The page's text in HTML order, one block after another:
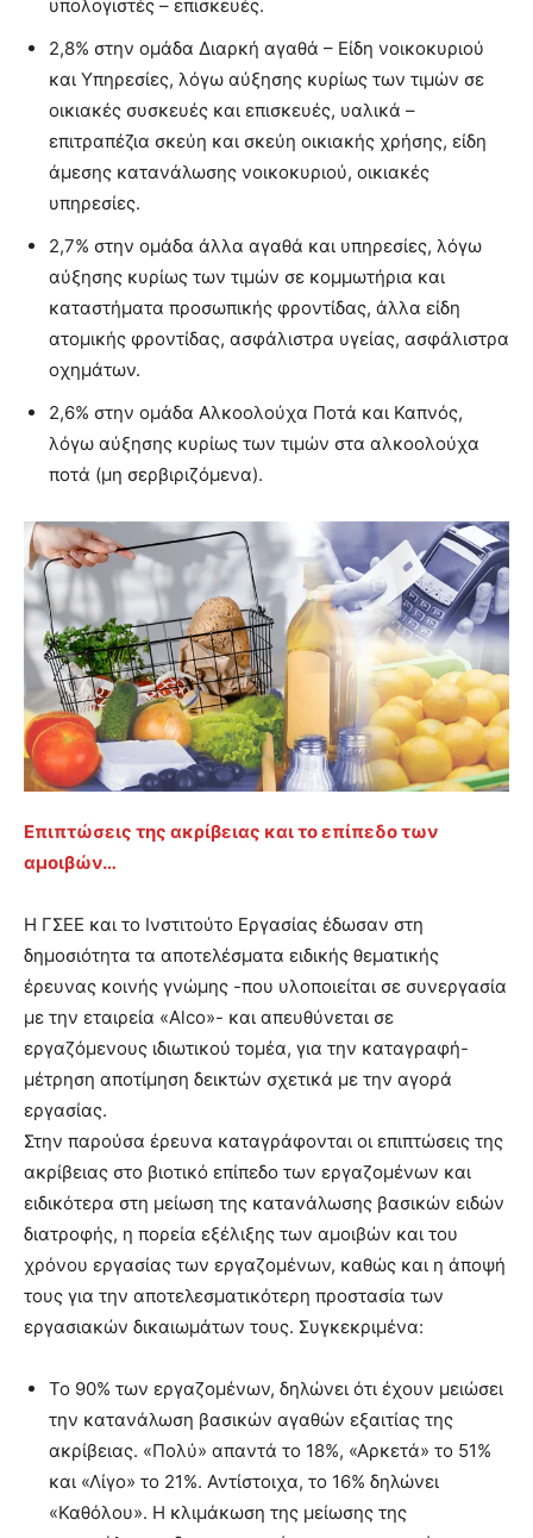
υπολογιστές – επισκευές.
2,8% στην ομάδα Διαρκή αγαθά – Είδη νοικοκυριού
και Υπηρεσίες, λόγω αύξησης κυρίως των τιμών σε
οικιακές συσκευές και επισκευές, υαλικά –
επιτραπέζια σκεύη και σκεύη οικιακής χρήσης, είδη
άμεσης κατανάλωσης νοικοκυριού, οικιακές
υπηρεσίες.
2,7% στην ομάδα άλλα αγαθά και υπηρεσίες, λόγω
αύξησης κυρίως των τιμών σε κομμωτήρια και
καταστήματα προσωπικής φροντίδας, άλλα είδη
ατομικής φροντίδας, ασφάλιστρα υγείας, ασφάλιστρα
οχημάτων.
2,6% στην ομάδα Αλκοολούχα Ποτά και Καπνός,
λόγω αύξησης κυρίως των τιμών στα αλκοολούχα
ποτά (μη σερβιριζόμενα).
Επιπτώσεις της ακρίβειας και το επίπεδο των
αμοιβών…
Η ΓΣΕΕ και το Ινστιτούτο Εργασίας έδωσαν στη
δημοσιότητα τα αποτελέσματα ειδικής θεματικής
έρευνας κοινής γνώμης -που υλοποιείται σε συνεργασία
με την εταιρεία «Alco»- και απευθύνεται σε
εργαζόμενους ιδιωτικού τομέα, για την καταγραφή-
μέτρηση αποτίμηση δεικτών σχετικά με την αγορά
εργασίας.
Στην παρούσα έρευνα καταγράφονται οι επιπτώσεις της
ακρίβειας στο βιοτικό επίπεδο των εργαζομένων και
ειδικότερα στη μείωση της κατανάλωσης βασικών ειδών
διατροφής, η πορεία εξέλιξης των αμοιβών και του
χρόνου εργασίας των εργαζομένων, καθώς και η άποψή
τους για την αποτελεσματικότερη προστασία των
εργασιακών δικαιωμάτων τους. Συγκεκριμένα:
Το 90% των εργαζομένων, δηλώνει ότι έχουν μειώσει
την κατανάλωση βασικών αγαθών εξαιτίας της
ακρίβειας. «Πολύ» απαντά το 18%, «Αρκετά» το 51%
και «Λίγο» το 21%. Αντίστοιχα, το 16% δηλώνει
«Καθόλου». Η κλιμάκωση της μείωσης της